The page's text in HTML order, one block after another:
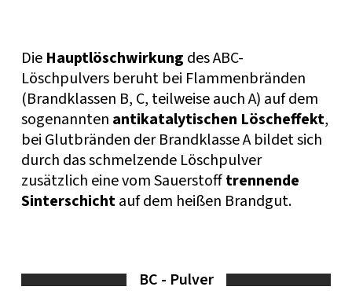
Die Hauptlöschwirkung des ABC-
Löschpulvers beruht bei Flammenbränden
(Brandklassen B, C, teilweise auch A) auf dem
sogenannten antikatalytischen Löscheffekt,
bei Glutbränden der Brandklasse A bildet sich
durch das schmelzende Löschpulver
zusätzlich eine vom Sauerstofftrennende
Sinterschichtauf dem heißen Brandgut.
BC - Pulver